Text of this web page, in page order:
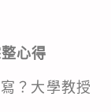
心得
？大學教授